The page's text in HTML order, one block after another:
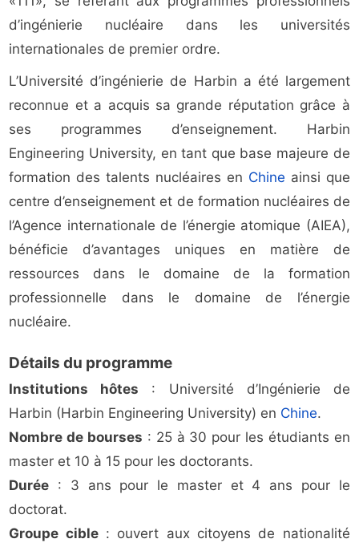
d’ingénierie nucléaire dans les universités
internationales de premier ordre.
L’Université d’ingénierie de Harbin a été largement
reconnue et a acquis sa grande réputation grâce à
ses programmes d’enseignement. Harbin
Engineering University, en tant que base majeure de
formation des talents nucléaires en Chine ainsi que
centre d’enseignement et de formation nucléaires de
l’Agence internationale de l’énergie atomique (AIEA),
bénéficie d’avantages uniques en matière de
ressources dans le domaine de la formation
professionnelle dans le domaine de l’énergie
nucléaire.
Détails du programme
Institutions hôtes : Université d’Ingénierie de
Harbin (Harbin Engineering University) en Chine.
Nombre de bourses : 25 à 30 pour les étudiants en
master et 10 à 15 pour les doctorants.
Durée : 3 ans pour le master et 4 ans pour le
doctorat.
Groupe cible: ouvert aux citoyens de nationalité